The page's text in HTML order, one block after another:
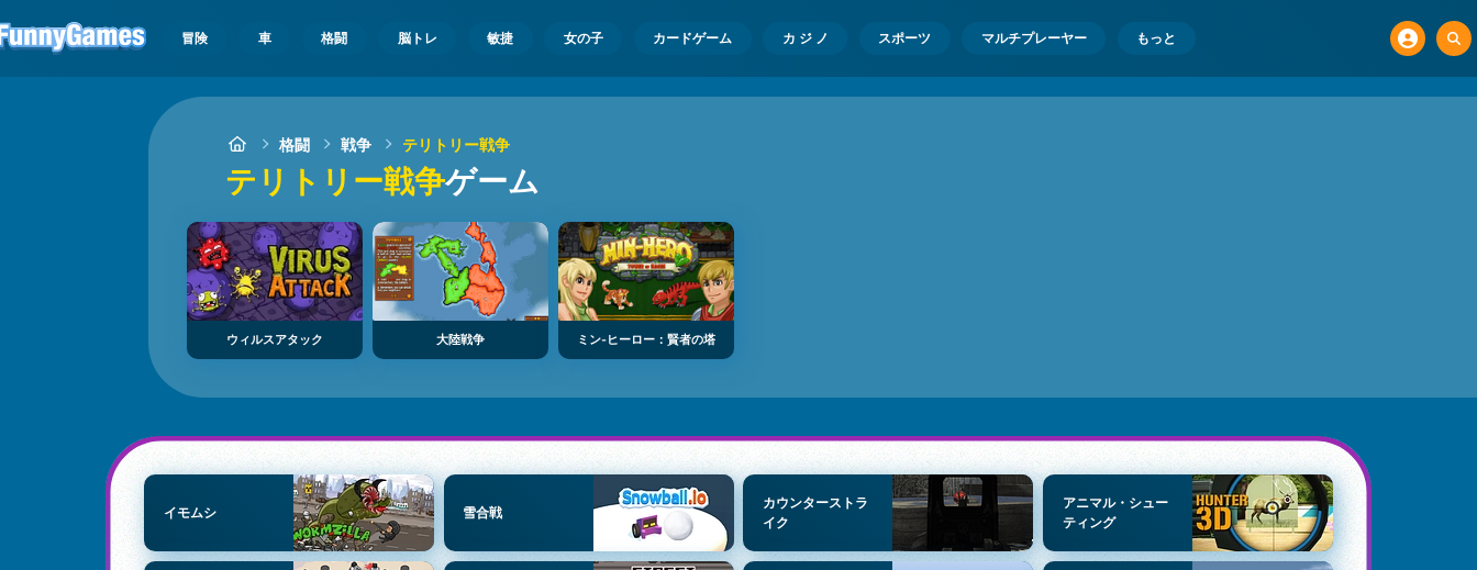
冒険 車 格闘 脳トレ 敏捷 女の子 カードゲーム カ ジ ノ スポーツ マルチプレーヤー もっと
格闘 戦争 テリトリー戦争
テリトリー戦争ゲーム
ウィルスアタック 大陸戦争 ミン‐ヒーロー：賢者の塔
イモムシ 雪合戦
カウンターストラ
イク
アニマル・シュー
ティング